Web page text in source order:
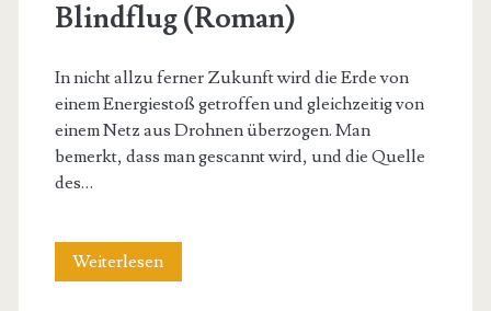
Blindflug (Roman)
In nicht allzu ferner Zukunft wird die Erde von
einem Energiestoß getroffen und gleichzeitig von
einem Netz aus Drohnen überzogen. Man
bemerkt, dass man gescannt wird, und die Quelle
des…
WeiterlesenBlindflug